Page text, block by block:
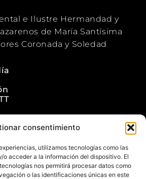
consentimiento
utilizamos tecnologías como las
o acceder a la información del dispositivo. El
nos permitirá procesar datos como
o las identificaciones únicas en este
e Ilustre Hermandad y
de María Santísima
Coronada y Soledad